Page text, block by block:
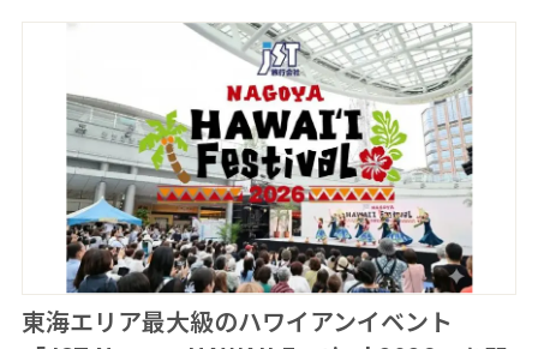
東海エリア最大級のハワイアンイベント